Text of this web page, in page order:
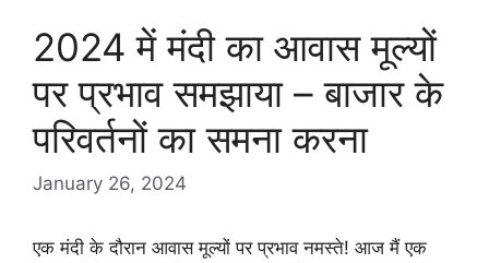
2024 में मंदी का आवास मूल्यों
पर प्रभाव समझाया – बाजार के
परिवर्तनों का समना करना
January 26, 2024
एक मंदी के दौरान आवास मूल्यों पर प्रभाव नमस्ते! आज मैं एक